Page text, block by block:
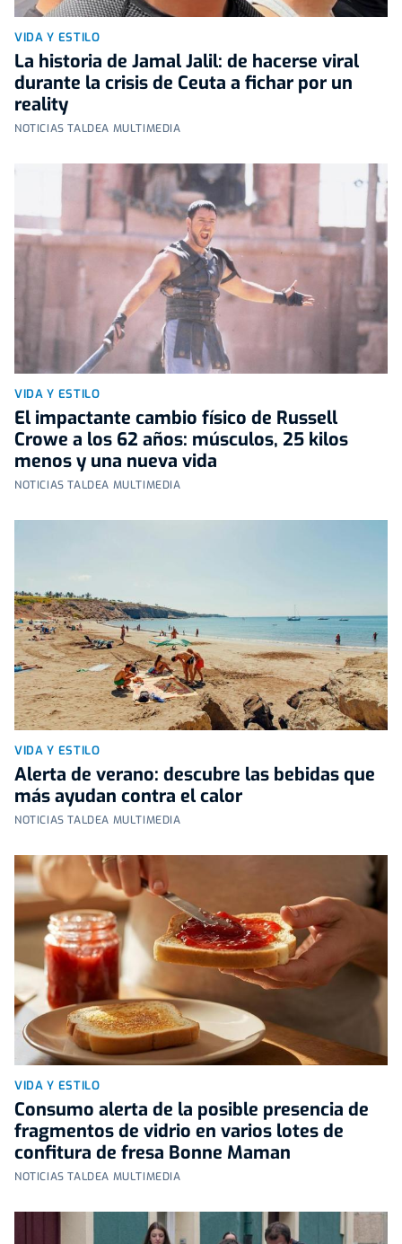
VIDA Y ESTILO
La historia de Jamal Jalil: de hacerse viral
durante la crisis de Ceuta a fichar por un
reality
NOTICIAS TALDEA MULTIMEDIA
VIDA Y ESTILO
El impactante cambio físico de Russell
Crowe a los 62 años: músculos, 25 kilos
menos y una nueva vida
NOTICIAS TALDEA MULTIMEDIA
VIDA Y ESTILO
Alerta de verano: descubre las bebidas que
más ayudan contra el calor
NOTICIAS TALDEA MULTIMEDIA
VIDA Y ESTILO
Consumo alerta de la posible presencia de
fragmentos de vidrio en varios lotes de
confitura de fresa Bonne Maman
NOTICIAS TALDEA MULTIMEDIA